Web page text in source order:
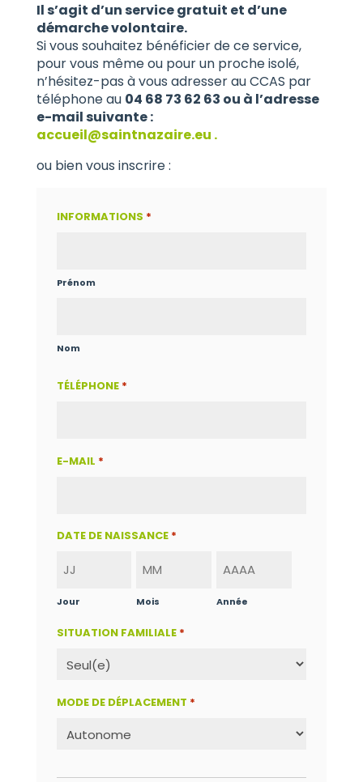
Il s’agit d’un service gratuit et d’une
démarche volontaire.
Si vous souhaitez bénéficier de ce service,
pour vous même ou pour un proche isolé,
n’hésitez-pas à vous adresser au CCAS par
téléphone au 04 68 73 62 63 ou à l’adresse
e-mail suivante :
accueil@saintnazaire.eu .
ou bien vous inscrire :
INFORMATIONS *
Prénom
Nom
TÉLÉPHONE *
E-MAIL *
DATE DE NAISSANCE *
Jour Mois Année
SITUATION FAMILIALE *
MODE DE DÉPLACEMENT *